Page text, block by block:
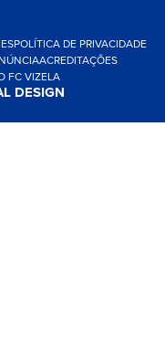
POLÍTICA DE PRIVACIDADE
ACREDITAÇÕES
FC VIZELA
DESIGN